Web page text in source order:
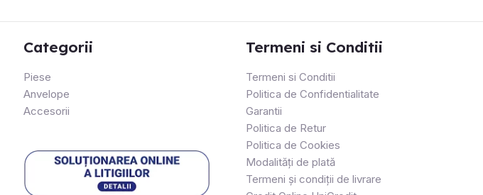
Categorii
Piese
Anvelope
Accesorii
Termeni si Conditii
Termeni si Conditii
Politica de Confidentialitate
Garantii
Politica de Retur
Politica de Cookies
Modalități de plată
Termeni și condiții de livrare